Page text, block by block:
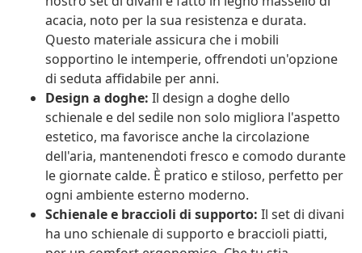
acacia, noto per la sua resistenza e durata.
Questo materiale assicura che i mobili
sopportino le intemperie, offrendoti un'opzione
di seduta affidabile per anni.
Design a doghe: Il design a doghe dello
schienale e del sedile non solo migliora l'aspetto
estetico, ma favorisce anche la circolazione
dell'aria, mantenendoti fresco e comodo durante
le giornate calde. È pratico e stiloso, perfetto per
ogni ambiente esterno moderno.
Schienale e braccioli di supporto: Il set di divani
ha uno schienale di supporto e braccioli piatti,